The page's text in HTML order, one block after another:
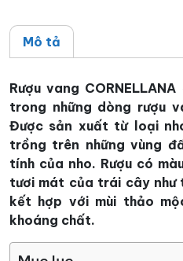
Mô tả
Rượu vang
trong những dòng rượu
Được sản xuất từ loại
trồng trên những vùng
tính của nho. Rượu có
tươi mát của trái cây như
kết hợp với mùi thảo
khoáng chất.